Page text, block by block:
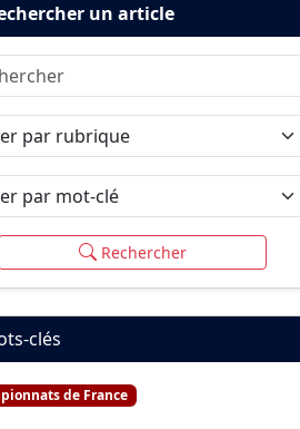
un article
par rubrique
par mot-clé
Rechercher
clés
de France